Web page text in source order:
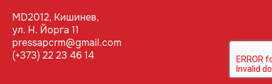
MD2012, Кишинев,
ул. Н. Йорга 11
pressapcrm@gmail.com
(+373) 22 23 46 14